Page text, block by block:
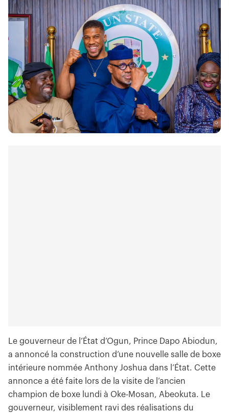
Le gouverneur de l’État d’Ogun, Prince Dapo Abiodun,
a annoncé la construction d’une nouvelle salle de boxe
intérieure nommée Anthony Joshua dans l’État. Cette
annonce a été faite lors de la visite de l’ancien
champion de boxe lundi à Oke-Mosan, Abeokuta. Le
gouverneur, visiblement ravi des réalisations du